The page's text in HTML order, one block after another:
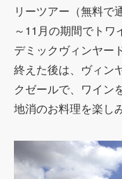
リーツアー（無料で
～11月の期間でトワ
デミックヴィンヤー
終えた後は、ヴィン
クゼールで、ワイン
地消のお料理を楽し